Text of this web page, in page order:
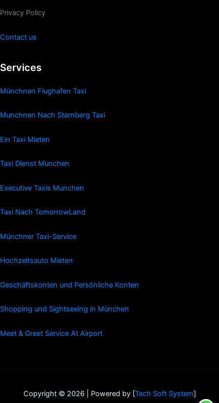
Privacy Policy
Contact us
Services
Münchnen Flughafen Taxi
Munchnen Nach Starnberg Taxi
Ein Taxi Mieten
Taxi Dienst Munchen
Executive Taxis Munchen
Taxi Nach TomorrowLand
Münchner Taxi-Service
Hochzeitsauto Mieten
Geschäftskonten und Persönliche Konten
Shopping und Sightseeing in München
Meet & Greet Service At Airport
Copyright © 2026 | Powered by [Tech Soft System]